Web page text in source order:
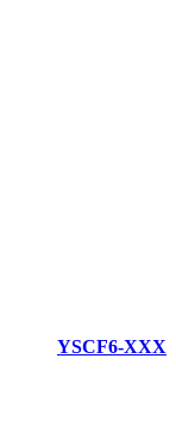
YSCF6-XXX